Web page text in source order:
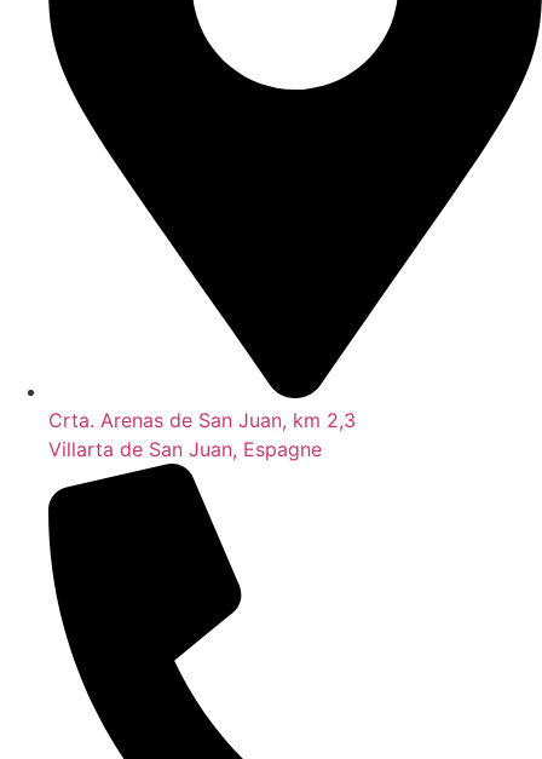
Crta. Arenas de San Juan, km 2,3
Villarta de San Juan, Espagne